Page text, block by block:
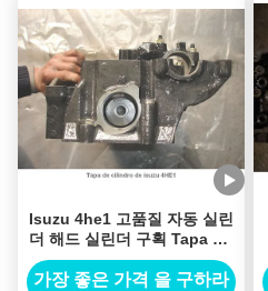
Isuzu 4he1 고품질 자동 실린
더 해드 실린더 구획 Tapa De
Cilindro De Isuzu 4he1
가장 좋은 가격 을 구하라